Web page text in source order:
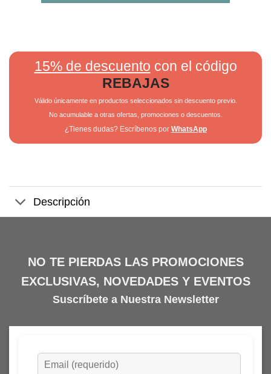
15% de descuento con el código
REBAJAS
Válido únicamente en productos seleccionados sin descuento previo.
No acumulable a otras ofertas, promociones o descuentos.
¿Tienes dudas? Escríbenos por WhatsApp
Descripción
NO TE PIERDAS LAS PROMOCIONES
EXCLUSIVAS, NOVEDADES Y EVENTOS
Suscríbete a Nuestra Newsletter